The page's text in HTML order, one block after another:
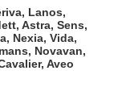
Lanos,
Astra, Sens,
Nexia, Vida,
Novavan,
Aveo